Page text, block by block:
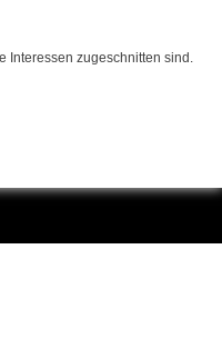
Interessen zugeschnitten sind.